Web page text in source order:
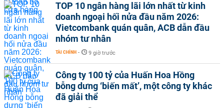
TOP 10 ngân hàng lãi lớn nhất từ kinh
doanh ngoại hối nửa đầu năm 2026:
Vietcombank quán quân, ACB dẫn đầu
nhóm tư nhân
TÀI CHÍNH - 9 giờ trước
Công ty 100 tỷ của Huấn Hoa Hồng
bỗng dưng ‘biến mất’, một công ty khác
đã giải thể